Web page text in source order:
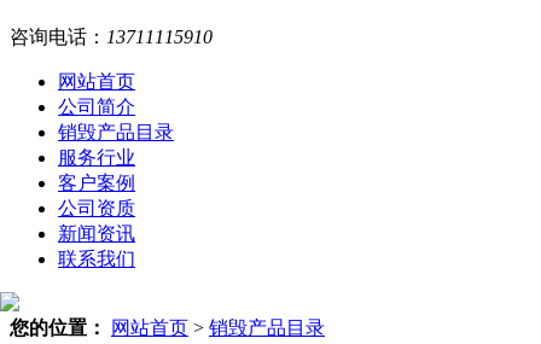
咨询电话： 13711115910
网站首页
公司简介
销毁产品目录
服务行业
客户案例
公司资质
新闻资讯
联系我们
您的位置： 网站首页 > 销毁产品目录